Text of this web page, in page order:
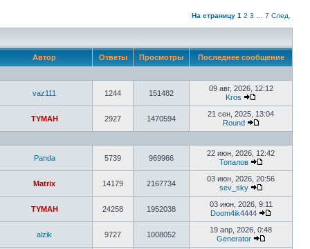
На страницу 1 2 3 7 След.
Автор Ответы Просмотры Последнее сообщение
vaz111 1244 151482
09 авг, 2026, 12:12
Kros
Перейти
к
последнему
TYMAH 2927 1470594
21 сен, 2025, 13:04
Round
Перейти
последнему
сообщению
Panda 5739 969966
22 июн, 2026, 12:42
Топалов
Перейти
к
Matrix 14179 2167734
03 июн, 2026, 20:56
sev_sky
Перейти
к
последнему
TYMAH 24258 1952038
03 июн, 2026, 9:11
Doom4ik4444
Перейти
к
alzik 9727 1008052
19 апр, 2026, 0:48
Generator
Перейти